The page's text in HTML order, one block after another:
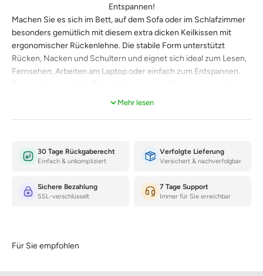
Entspannen!
Machen Sie es sich im Bett, auf dem Sofa oder im Schlafzimmer
besonders gemütlich mit diesem extra dicken Keilkissen mit
ergonomischer Rückenlehne. Die stabile Form unterstützt
Rücken, Nacken und Schultern und eignet sich ideal zum Lesen,
Fernsehen, Arbeiten am Laptop oder einfach zum Entspannen.
Mehr lesen
30 Tage Rückgaberecht
Einfach & unkompliziert
Verfolgte Lieferung
Versichert & nachverfolgbar
Sichere Bezahlung
SSL-verschlüsselt
7 Tage Support
Immer für Sie erreichbar
Für Sie empfohlen